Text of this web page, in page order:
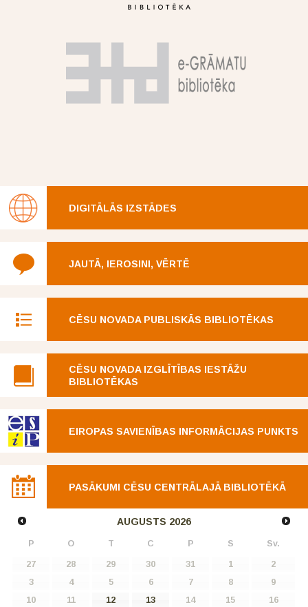
DIGITĀLĀS IZSTĀDES
JAUTĀ, IEROSINI, VĒRTĒ
CĒSU NOVADA PUBLISKĀS BIBLIOTĒKAS
CĒSU NOVADA IZGLĪTĪBAS IESTĀŽU
BIBLIOTĒKAS
EIROPAS SAVIENĪBAS INFORMĀCIJAS PUNKTS
PASĀKUMI CĒSU CENTRĀLAJĀ BIBLIOTĒKĀ
AUGUSTS 2026
P O T C P S Sv.
27 28 29 30 31 1
2
3
4 5 6 7 8
9
10
11 12 13 14 15 16